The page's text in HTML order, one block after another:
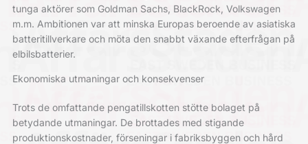
tunga aktörer som Goldman Sachs, BlackRock, Volkswagen
m.m. Ambitionen var att minska Europas beroende av asiatiska
batteritillverkare och möta den snabbt växande efterfrågan på
elbilsbatterier.
Ekonomiska utmaningar och konsekvenser
Trots de omfattande pengatillskotten stötte bolaget på
betydande utmaningar. De brottades med stigande
produktionskostnader, förseningar i fabriksbyggen och hård